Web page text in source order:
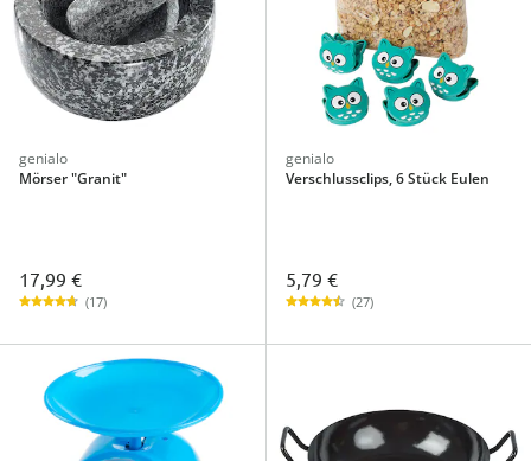
genialo
Mörser "Granit"
17,99 €
(17)
genialo
Verschlussclips, 6 Stück Eulen
5,79 €
(27)